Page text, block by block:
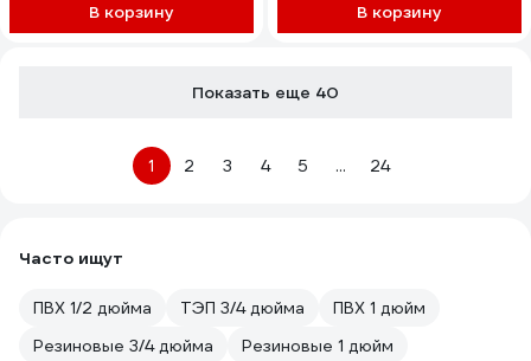
В корзину В корзину
Показать еще 40
1 2 3 4 5 ... 24
Часто ищут
ПВХ 1/2 дюйма ТЭП 3/4 дюйма
ПВХ 1 дюйм
Резиновые 3/4 дюйма
Резиновые 1 дюйм